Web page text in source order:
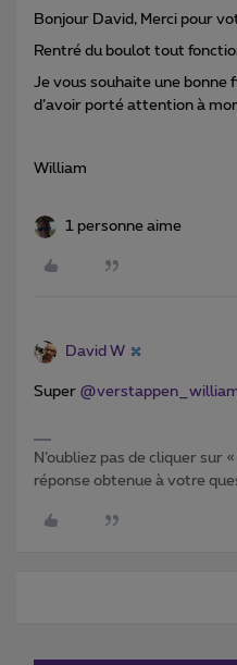
Bonjour David, Merci pour
Rentré du boulot tout
Je vous souhaite une bonne
d’avoir porté attention à
William
1 personne aime
David W
Super
N’oubliez pas de cliquer sur
réponse obtenue à votre